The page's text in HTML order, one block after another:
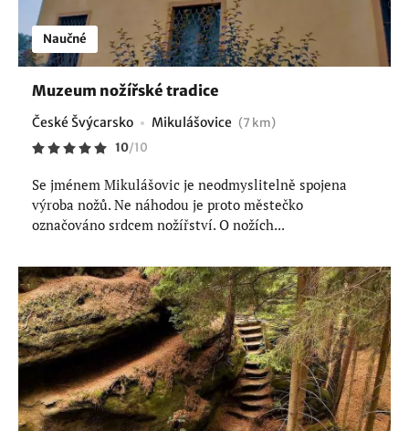
Naučné
Muzeum nožířské tradice
České Švýcarsko Mikulášovice (7 km)
10/10
Se jménem Mikulášovic je neodmyslitelně spojena
výroba nožů. Ne náhodou je proto městečko
označováno srdcem nožířství. O nožích...